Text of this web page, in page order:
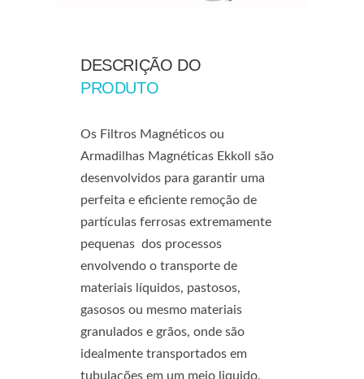
DESCRIÇÃO DO
PRODUTO
Os Filtros Magnéticos ou
Armadilhas Magnéticas Ekkoll são
desenvolvidos para garantir uma
perfeita e eficiente remoção de
partículas ferrosas extremamente
pequenas dos processos
envolvendo o transporte de
materiais líquidos, pastosos,
gasosos ou mesmo materiais
granulados e grãos, onde são
idealmente transportados em
tubulações em um meio liquido.